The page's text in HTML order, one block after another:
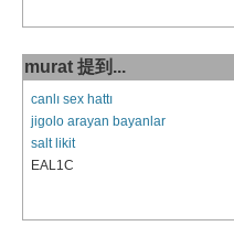
murat 提到...
canlı sex hattı
jigolo arayan bayanlar
salt likit
EAL1C